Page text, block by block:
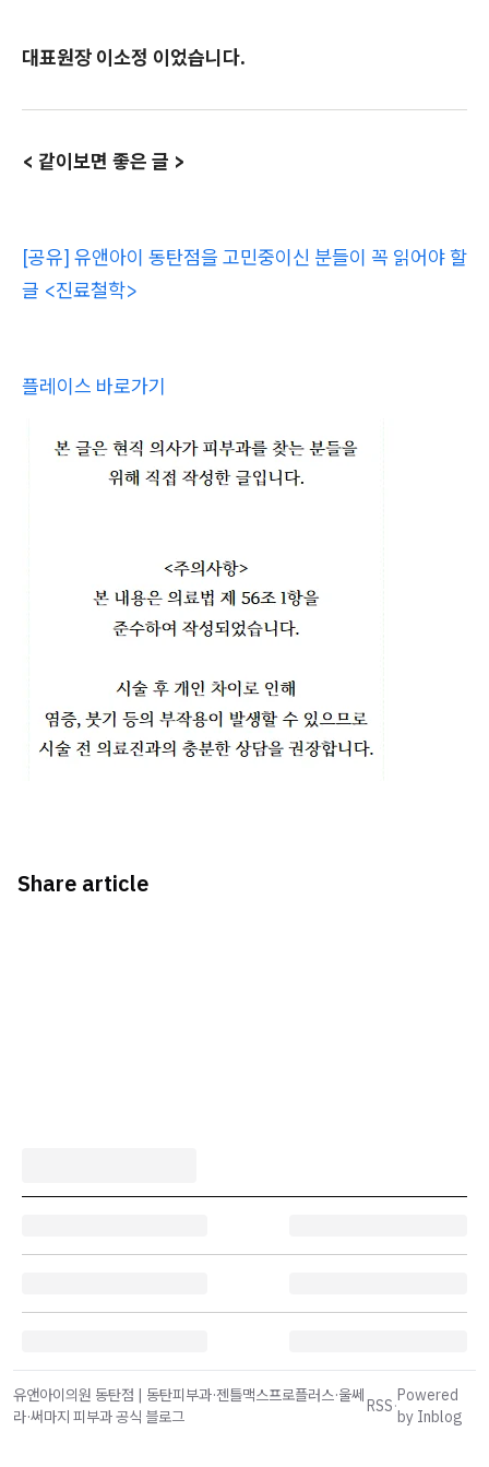
대표원장 이소정 이었습니다.
< 같이보면 좋은 글 >
[공유] 유앤아이 동탄점을 고민중이신 분들이 꼭 읽어야 할
글 <진료철학>
플레이스 바로가기
Share article
유앤아이의원 동탄점 | 동탄피부과·젠틀맥스프로플러스·울쎄
라·써마지 피부과 공식 블로그
RSS·
Powered
by Inblog